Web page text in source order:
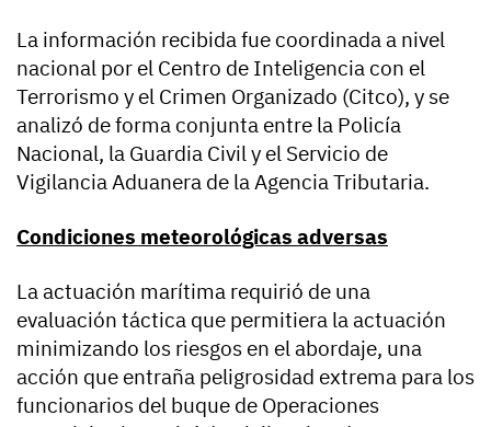
La información recibida fue coordinada a nivel
nacional por el Centro de Inteligencia con el
Terrorismo y el Crimen Organizado (Citco), y se
analizó de forma conjunta entre la Policía
Nacional, la Guardia Civil y el Servicio de
Vigilancia Aduanera de la Agencia Tributaria.
Condiciones meteorológicas adversas
La actuación marítima requirió de una
evaluación táctica que permitiera la actuación
minimizando los riesgos en el abordaje, una
acción que entraña peligrosidad extrema para los
funcionarios del buque de Operaciones